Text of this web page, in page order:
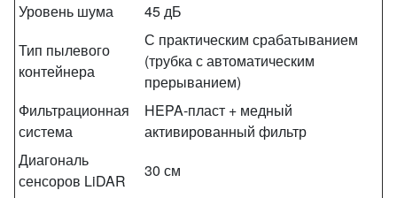
Уровень шума
45 дБ
Тип пылевого
контейнера
С практическим срабатыванием
(трубка с автоматическим
прерыванием)
Фильтрационная
система
HEPA‑пласт + медный
активированный фильтр
Диагональ
сенсоров LiDAR
30 см